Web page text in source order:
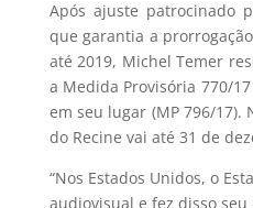
Após ajuste patrocinado
que garantia a
até 2019, Michel Temer
a Medida Provisória 770/
em seu lugar (MP 796/17).
do Recine vai até 31 de
“Nos Estados Unidos, o
audiovisual e fez disso